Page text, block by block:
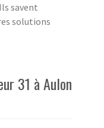
savent
solutions
31 à Aulon